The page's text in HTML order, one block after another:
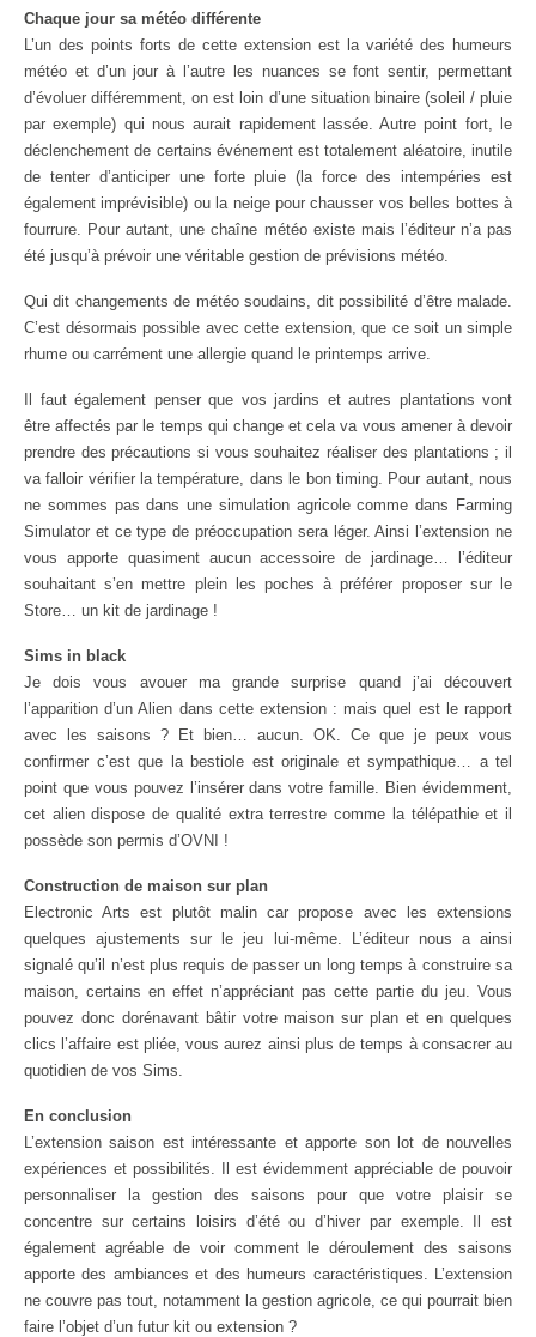
Chaque jour sa météo différente
L’un des points forts de cette extension est la variété des humeurs
météo et d’un jour à l’autre les nuances se font sentir, permettant
d’évoluer différemment, on est loin d’une situation binaire (soleil / pluie
par exemple) qui nous aurait rapidement lassée. Autre point fort, le
déclenchement de certains événement est totalement aléatoire, inutile
de tenter d’anticiper une forte pluie (la force des intempéries est
également imprévisible) ou la neige pour chausser vos belles bottes à
fourrure. Pour autant, une chaîne météo existe mais l’éditeur n’a pas
été jusqu’à prévoir une véritable gestion de prévisions météo.
Qui dit changements de météo soudains, dit possibilité d’être malade.
C’est désormais possible avec cette extension, que ce soit un simple
rhume ou carrément une allergie quand le printemps arrive.
Il faut également penser que vos jardins et autres plantations vont
être affectés par le temps qui change et cela va vous amener à devoir
prendre des précautions si vous souhaitez réaliser des plantations ; il
va falloir vérifier la température, dans le bon timing. Pour autant, nous
ne sommes pas dans une simulation agricole comme dans Farming
Simulator et ce type de préoccupation sera léger. Ainsi l’extension ne
vous apporte quasiment aucun accessoire de jardinage… l’éditeur
souhaitant s’en mettre plein les poches à préférer proposer sur le
Store… un kit de jardinage !
Sims in black
Je dois vous avouer ma grande surprise quand j’ai découvert
l’apparition d’un Alien dans cette extension : mais quel est le rapport
avec les saisons ? Et bien… aucun. OK. Ce que je peux vous
confirmer c’est que la bestiole est originale et sympathique… a tel
point que vous pouvez l’insérer dans votre famille. Bien évidemment,
cet alien dispose de qualité extra terrestre comme la télépathie et il
possède son permis d’OVNI !
Construction de maison sur plan
Electronic Arts est plutôt malin car propose avec les extensions
quelques ajustements sur le jeu lui-même. L’éditeur nous a ainsi
signalé qu’il n’est plus requis de passer un long temps à construire sa
maison, certains en effet n’appréciant pas cette partie du jeu. Vous
pouvez donc dorénavant bâtir votre maison sur plan et en quelques
clics l’affaire est pliée, vous aurez ainsi plus de temps à consacrer au
quotidien de vos Sims.
En conclusion
L’extension saison est intéressante et apporte son lot de nouvelles
expériences et possibilités. Il est évidemment appréciable de pouvoir
personnaliser la gestion des saisons pour que votre plaisir se
concentre sur certains loisirs d’été ou d’hiver par exemple. Il est
également agréable de voir comment le déroulement des saisons
apporte des ambiances et des humeurs caractéristiques. L’extension
ne couvre pas tout, notamment la gestion agricole, ce qui pourrait bien
faire l’objet d’un futur kit ou extension ?